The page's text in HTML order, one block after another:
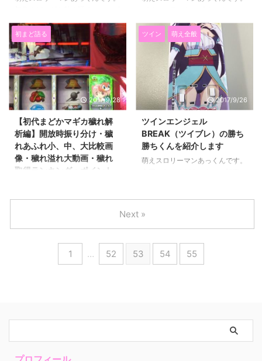
第１３弾。 ↓シリーズ全編はこ
ちらから↓ 初代まどマギを熱く
語るシリーズ一覧 slot-
akkun.comまどマギを語る一覧
初代まどマギを熱く語るシリーズ
をまとめました。前兆・ボーナ
ス・マジチャレ＆キュゥチャレ・
マギカラッシュワルプルギス＆ア
段チェリー穢れ・プレミア演出・
小ネタとたくさん揃ってま
す。 マニアックなネタ満載の番
外編もまとめてありますのでお好
語るシリーズになっていますが
百花繚乱のシリーズ化はさすがに
ないです(^^; 『熱く語る』 とい
うタイトルはこれからも使ってい
きますよ。 百花繚乱サムライ
ガールズの天井狙いして 天井単
発から天国ループして楽しい状況
になったので 今回は百花繚乱を
繚乱サムライガールズは2010年
に第一期アニメ化、 2013年に第
二期アニメ化された 深夜帯 ...
初まど語る
2017/9/28
【初代まどかマギカ穢れ解
析編】開放時振り分け・穢
れあふれ小、中、大比較画
像・穢れ溢れ大動画・穢れ
取得ランキング・ポイント
ます。 目次 穢れシステム穢れ基
礎知識１００ポイント時の恩恵
（穢れ開放時の振り分け）穢れポ
ツイン 萌え全般
2017/9/26
ツインエンジェル
BREAK（ツイブレ）の勝ち
勝ちくんを紹介します
萌えスロリーマンあっくんです。
くんのツインエンジェルBREAK
バージョン。 僕が使っていたマ
ジハロ３のローズの勝ち勝ちくん
は 柄がはげて無残な姿をしてい
ましたから 引退させます。 今ま
1 … 52 53 54 55
Next »